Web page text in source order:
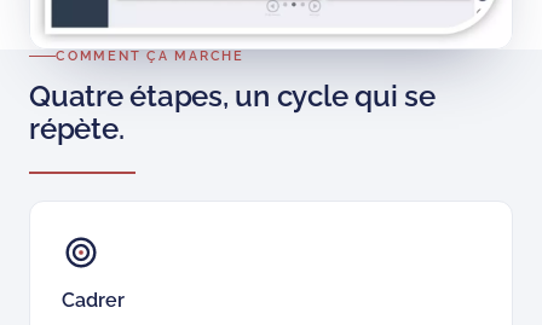
COMMENT ÇA MARCHE
Quatre étapes, un cycle qui se
répète.
Cadrer